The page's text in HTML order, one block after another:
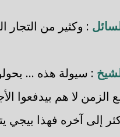
: وكثير من التجار
: سيولة هذه ...
الزمن لا هم بيدفعوا
إلى آخره فهذا بيجي